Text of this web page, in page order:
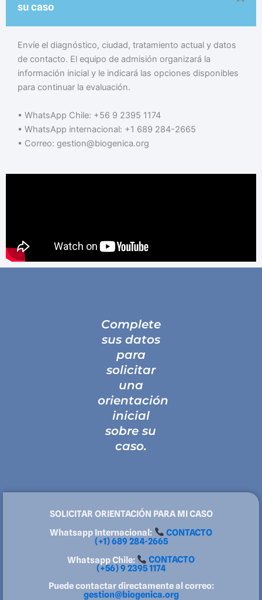
su caso
Envíe el diagnóstico, ciudad, tratamiento actual y datos
de contacto. El equipo de admisión organizará la
información inicial y le indicará las opciones disponibles
para continuar la evaluación.
• WhatsApp Chile: +56 9 2395 1174
• WhatsApp internacional: +1 689 284-2665
• Correo: gestion@biogenica.org
Complete
sus datos
para
solicitar
una
orientación
inicial
sobre su
caso.
SOLICITAR ORIENTACIÓN PARA MI CASO
Whatsapp Internacional:
CONTACTO
(+1) 689 284-2665
Whatsapp Chile:
CONTACTO
(+56) 9 2395 1174
Puede contactar directamente al correo:
gestion@biogenica.org